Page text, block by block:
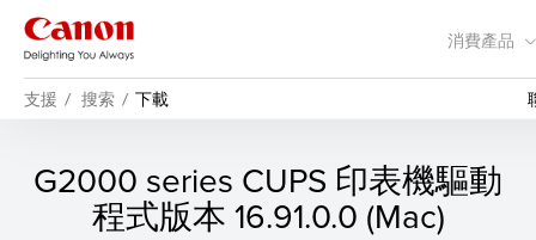
消費產品
支援 搜索 下載
G2000 series CUPS 印表機驅動
程式版本 16.91.0.0 (Mac)